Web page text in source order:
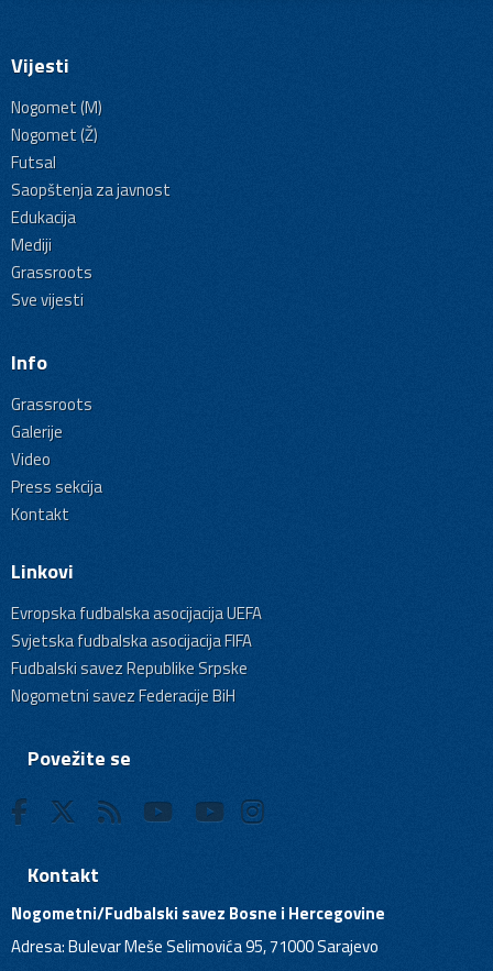
Vijesti
Nogomet (M)
Nogomet (Ž)
Futsal
Saopštenja za javnost
Edukacija
Mediji
Grassroots
Sve vijesti
Info
Grassroots
Galerije
Video
Press sekcija
Kontakt
Linkovi
Evropska fudbalska asocijacija UEFA
Svjetska fudbalska asocijacija FIFA
Fudbalski savez Republike Srpske
Nogometni savez Federacije BiH
Povežite se
Kontakt
Nogometni/Fudbalski savez Bosne i Hercegovine
Adresa: Bulevar Meše Selimovića 95, 71000 Sarajevo